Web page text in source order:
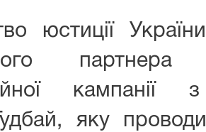
юстиції
партнера
кампанії
яку